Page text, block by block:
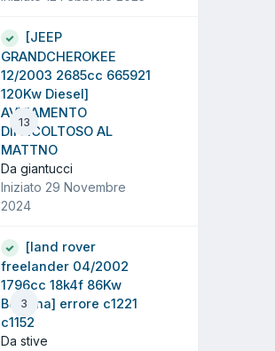
13
[JEEP
GRANDCHEROKEE
12/2003 2685cc 665921
120Kw Diesel]
AVVIAMENTO
DIFFICOLTOSO AL
MATTNO
Da giantucci
Iniziato 29 Novembre
2024
3
[land rover
freelander 04/2002
1796cc 18k4f 86Kw
Benzina] errore c1221
c1152
Da stive